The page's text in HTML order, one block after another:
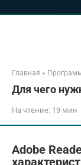
Главная »
Для чего
На чтение: 19 мин
Adobe